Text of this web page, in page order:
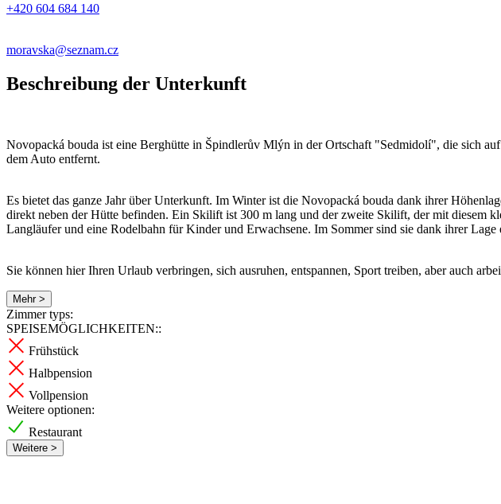
+420 604 684 140
moravska@seznam.cz
Beschreibung der Unterkunft
Novopacká bouda ist eine Berghütte in Špindlerův Mlýn in der Ortschaft "Sedmidolí", die sich
dem Auto entfernt.
Es bietet das ganze Jahr über Unterkunft. Im Winter ist die Novopacká bouda dank ihrer
direkt neben der Hütte befinden. Ein Skilift ist 300 m lang und der zweite Skilift, der mit
Langläufer und eine Rodelbahn für Kinder und Erwachsene. Im Sommer sind sie dank ihrer
Sie können hier Ihren Urlaub verbringen, sich ausruhen, entspannen, Sport treiben, aber auch
Mehr >
Zimmer typs:
SPEISEMÖGLICHKEITEN::
Frühstück
Halbpension
Vollpension
Weitere optionen:
Restaurant
Weitere >